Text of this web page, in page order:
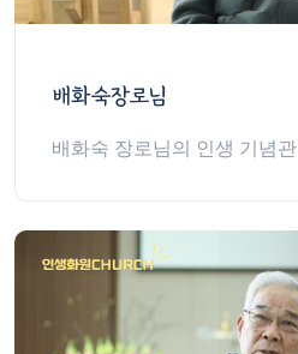
배화숙장로님
배화숙 장로님의 인생 기념관